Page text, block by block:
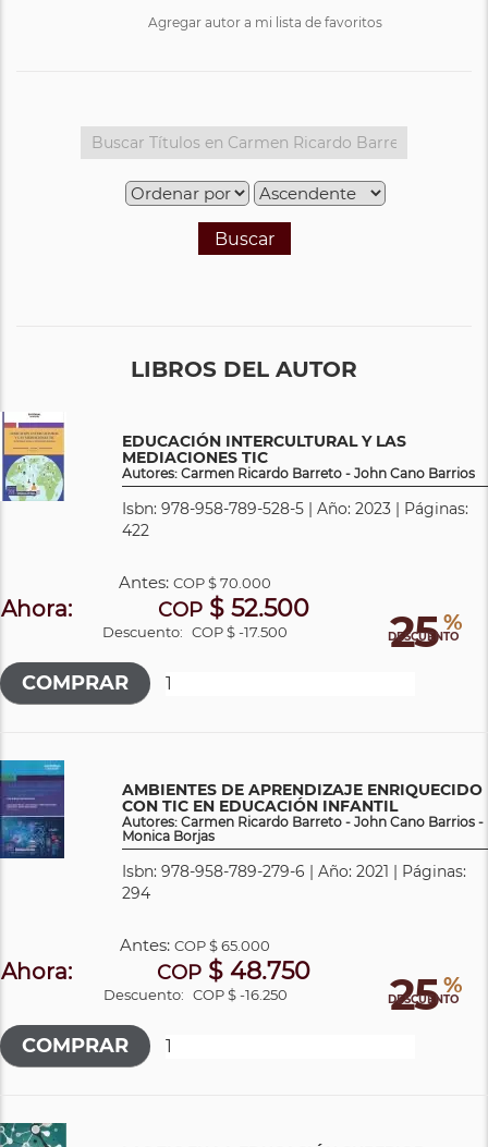
Agregar autor a mi lista de favoritos
Buscar
LIBROS DEL AUTOR
EDUCACIÓN INTERCULTURAL Y LAS
MEDIACIONES TIC
Autores: Carmen Ricardo Barreto - John Cano Barrios
Isbn: 978-958-789-528-5 | Año: 2023 | Páginas:
422
25 %
DESCUENTO
Antes:COP$ 70.000
Ahora: COP$ 52.500
Descuento: COP $ -17.500
AMBIENTES DE APRENDIZAJE ENRIQUECIDO
CON TIC EN EDUCACIÓN INFANTIL
Autores: Carmen Ricardo Barreto - John Cano Barrios -
Monica Borjas
Isbn: 978-958-789-279-6 | Año: 2021 | Páginas:
294
25 %
DESCUENTO
Antes:COP$ 65.000
Ahora: COP$ 48.750
Descuento: COP $ -16.250